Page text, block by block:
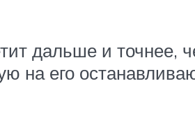
дальше и точнее,
на его